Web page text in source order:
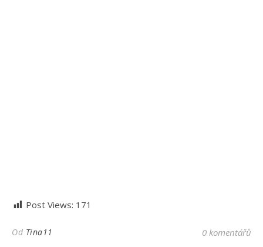
Post Views: 171
Od Tina11 0 komentářů